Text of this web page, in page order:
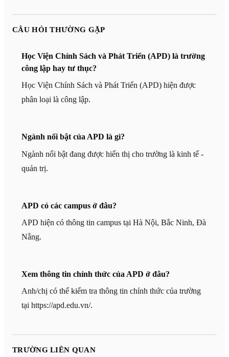
CÂU HỎI THƯỜNG GẶP
Học Viện Chính Sách và Phát Triển (APD) là trường
công lập hay tư thục?
Học Viện Chính Sách và Phát Triển (APD) hiện được
phân loại là công lập.
Ngành nổi bật của APD là gì?
Ngành nổi bật đang được hiển thị cho trường là kinh tế -
quản trị.
APD có các campus ở đâu?
APD hiện có thông tin campus tại Hà Nội, Bắc Ninh, Đà
Nẵng.
Xem thông tin chính thức của APD ở đâu?
Anh/chị có thể kiểm tra thông tin chính thức của trường
tại https://apd.edu.vn/.
TRƯỜNG LIÊN QUAN